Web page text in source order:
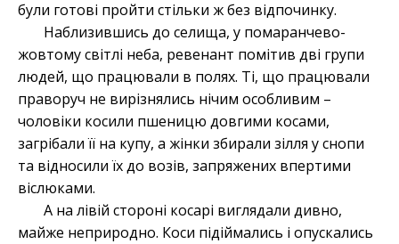
були готові пройти стільки ж без відпочинку.
Наблизившись до селища, у помаранчево-
жовтому світлі неба, ревенант помітив дві групи
людей, що працювали в полях. Ті, що працювали
праворуч не вирізнялись нічим особливим –
чоловіки косили пшеницю довгими косами,
загрібали її на купу, а жінки збирали зілля у снопи
та відносили їх до возів, запряжених впертими
віслюками.
А на лівій стороні косарі виглядали дивно,
майже неприродно. Коси підіймались і опускались